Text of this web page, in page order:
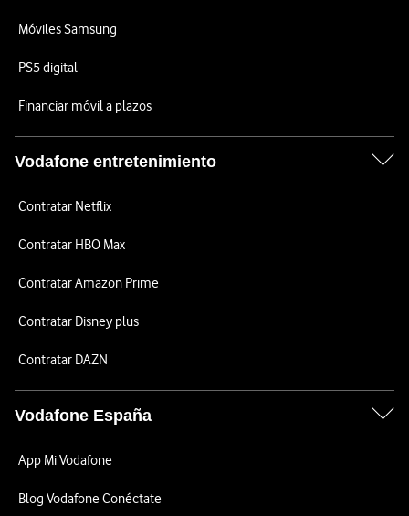
Móviles Samsung
PS5 digital
Financiar móvil a plazos
Vodafone entretenimiento
Contratar Netflix
Contratar HBO Max
Contratar Amazon Prime
Contratar Disney plus
Contratar DAZN
Vodafone España
App Mi Vodafone
Blog Vodafone Conéctate